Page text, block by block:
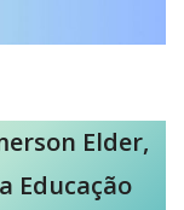
Elder,
Educação